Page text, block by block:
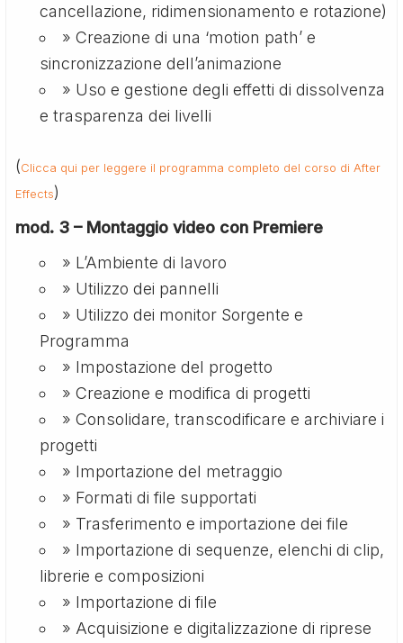
cancellazione, ridimensionamento e rotazione)
» Creazione di una ‘motion path’ e
sincronizzazione dell’animazione
» Uso e gestione degli effetti di dissolvenza
e trasparenza dei livelli
(Clicca qui per leggere il programma completo del corso di After
Effects)
mod. 3 – Montaggio video con Premiere
» L’Ambiente di lavoro
» Utilizzo dei pannelli
» Utilizzo dei monitor Sorgente e
Programma
» Impostazione del progetto
» Creazione e modifica di progetti
» Consolidare, transcodificare e archiviare i
progetti
» Importazione del metraggio
» Formati di file supportati
» Trasferimento e importazione dei file
» Importazione di sequenze, elenchi di clip,
librerie e composizioni
» Importazione di file
» Acquisizione e digitalizzazione di riprese